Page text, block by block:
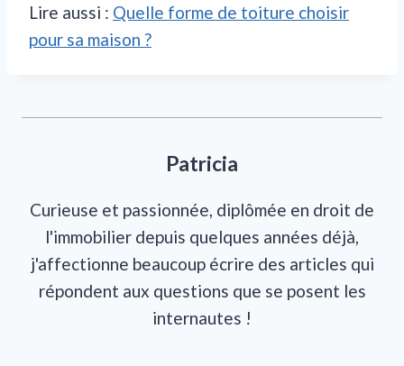
Lire aussi : Quelle forme de toiture choisir
pour sa maison ?
Patricia
Curieuse et passionnée, diplômée en droit de
l'immobilier depuis quelques années déjà,
j'affectionne beaucoup écrire des articles qui
répondent aux questions que se posent les
internautes !